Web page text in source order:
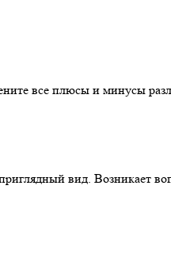
все плюсы и минусы
вид. Возникает